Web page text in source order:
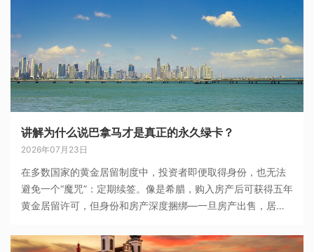
讲解为什么说巴拿马才是真正的永久绿卡？
2026年07月23日
在多数国家的黄金居留制度中，投资者即便取得身份，也无法
避免一个“魔咒”：定期续签。像是希腊，购入房产后可获得五年
黄金居留许可，但身份和房产深度捆绑—一旦房产出售，居留
绿卡”概念：一旦申请获批，即